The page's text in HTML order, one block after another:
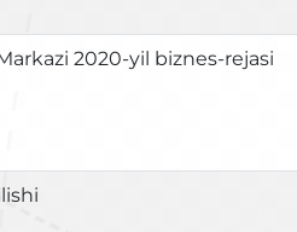
2020-yil biznes-rejasi